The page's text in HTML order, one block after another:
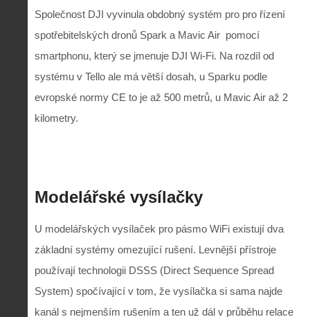
Společnost DJI vyvinula obdobný systém pro pro řízení
spotřebitelských dronů Spark a Mavic Air pomocí
smartphonu, který se jmenuje DJI Wi-Fi. Na rozdíl od
systému v Tello ale má větší dosah, u Sparku podle
evropské normy CE to je až 500 metrů, u Mavic Air až 2
kilometry.
Modelářské vysílačky
U modelářských vysílaček pro pásmo WiFi existují dva
základní systémy omezující rušení. Levnější přístroje
používají technologii DSSS (Direct Sequence Spread
System) spočívající v tom, že vysílačka si sama najde
kanál s nejmenším rušením a ten už dál v průběhu relace